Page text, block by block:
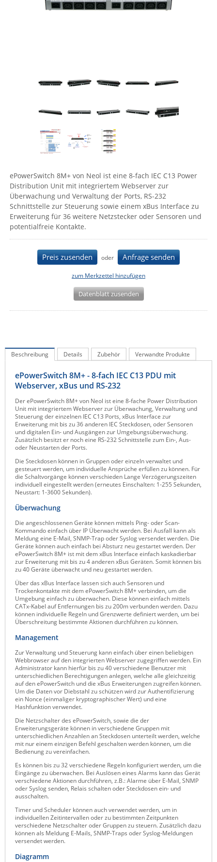
Serverräume
RMA / Rücksendung / Support
Comet System
High Sec Labs
HW group
Icron
IEC Lock
Kramer Electronics
Moxa
Panorama Antennas
PatchSee
Power Kingdom
Poynting
Raritan
Riello UPS
Server Technology
Siretta
SIRIO Antenne
Sunbird
Tactical Software
TEKTELIC
Teltonika
Unwired Networks
Vision
WATTECO
Westermo
Yuasa
ZPE Systems
News zu unseren Herstellern
ePowerSwitch 8M+ von Neol ist eine 8-fach IEC C13 Power
Distribution Unit mit integriertem Webserver zur
Überwachung und Verwaltung der Ports, RS-232
Schnittstelle zur Steuerung sowie einem xBus Interface zu
Erweiterung für 36 weitere Netzstecker oder Sensoren und
potentialfreie Kontakte.
Preis zusenden oder Anfrage senden
zum Merkzettel hinzufügen
Datenblatt zusenden
Beschreibung Details Zubehör Verwandte Produkte
ePowerSwitch 8M+ - 8-fach IEC C13 PDU mit
Webserver, xBus und RS-232
Der ePowerSwitch 8M+ von Neol ist eine 8-fache Power Distribution
Unit mit integriertem Webserver zur Überwachung, Verwaltung und
Steuerung der einzelnen IEC C13 Ports, xBus Interface zur
Erweiterung mit bis zu 36 anderen IEC Steckdosen, oder Sensoren
und digitalen Ein- und Ausgängen zur Umgebungsüberwachung.
Zusätzlich besitzt er noch eine RS-232 Schnittstelle zum Ein-, Aus-
oder Neustarten der Ports.
Die Steckdosen können in Gruppen oder einzeln verwaltet und
gesteuert werden, um individuelle Ansprüche erfüllen zu können. Für
die Schaltvorgänge können verschieden Lange Verzögerungszeiten
individuell eingestellt werden (erneutes Einschalten: 1-255 Sekunden,
Neustart: 1-3600 Sekunden).
Überwachung
Die angeschlossenen Geräte können mittels Ping- oder Scan-
Kommando einfach über IP Überwacht werden. Bei Ausfall kann als
Meldung eine E-Mail, SNMP-Trap oder Syslog versendet werden. Die
Geräte können auch einfach bei Absturz neu gestartet werden. Der
ePowerSwitch 8M+ ist mit dem xBus Interface einfach kaskadierbar
zur Erweiterung mit bis zu 4 anderen xBus Geräten. Somit können bis
zu 40 Geräte überwacht und neu gestartet werden.
Über das xBus Interface lassen sich auch Sensoren und
Trockenkontakte mit dem ePowerSwitch 8M+ verbinden, um die
Umgebung einfach zu überwachen. Diese können einfach mittels
CATx-Kabel auf Entfernungen bis zu 200m verbunden werden. Dazu
können individuelle Regeln und Grenzwerte definiert werden, um bei
Überschreitung bestimmte Aktionen durchführen zu können.
Management
Zur Verwaltung und Steuerung kann einfach über einen beliebigen
Webbrowser auf den integrierten Webserver zugegriffen werden. Ein
Administrator kann hierfür bis zu 40 verschiedene Benutzer mit
unterschiedlichen Berechtigungen anlegen, welche alle gleichzeitig
auf den ePowerSwitch und die xBus Erweiterungen zugreifen können.
Um die Daten vor Diebstahl zu schützen wird zur Authentifizierung
ein Nonce (einmaliger kryptographischer Wert) und eine
Hashfunktion verwendet.
Die Netzschalter des ePowerSwitch, sowie die der
Erweiterungsgeräte können in verschiedene Gruppen mit
unterschiedlichen Anzahlen an Steckdosen unterteilt werden, welche
mit nur einem einzigen Befehl geschalten werden können, um die
Bedienung zu vereinfachen.
Es können bis zu 32 verschiedene Regeln konfiguriert werden, um die
Eingänge zu überwachen. Bei Auslösen eines Alarms kann das Gerät
verschiedene Aktionen durchführen, z.B.: Alarme über E-Mail, SNMP
oder Syslog senden, Relais schalten oder Steckdosen ein- und
ausschalten.
Timer und Scheduler können auch verwendet werden, um in
individuellen Zeitintervallen oder zu bestimmten Zeitpunkten
verschiedene Netzschalter oder Gruppen zu steuern. Zusätzlich dazu
können als Meldung E-Mails, SNMP-Traps oder Syslog-Meldungen
versendet werden.
Diagramm